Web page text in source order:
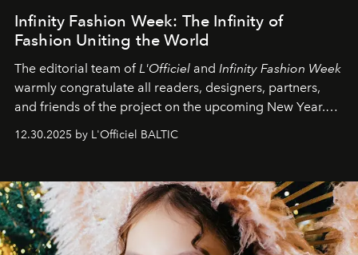
Infinity Fashion Week: The Infinity of
Fashion Uniting the World
The editorial team of L'Officiel and Infinity Fashion Week
warmly congratulate all readers, designers, partners,
and friends of the project on the upcoming New Year.
achievements.
12.30.2025 by L'Officiel BALTIC